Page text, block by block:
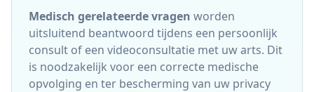
Medisch gerelateerde vragen worden
uitsluitend beantwoord tijdens een persoonlijk
consult of een videoconsultatie met uw arts. Dit
is noodzakelijk voor een correcte medische
opvolging en ter bescherming van uw privacy